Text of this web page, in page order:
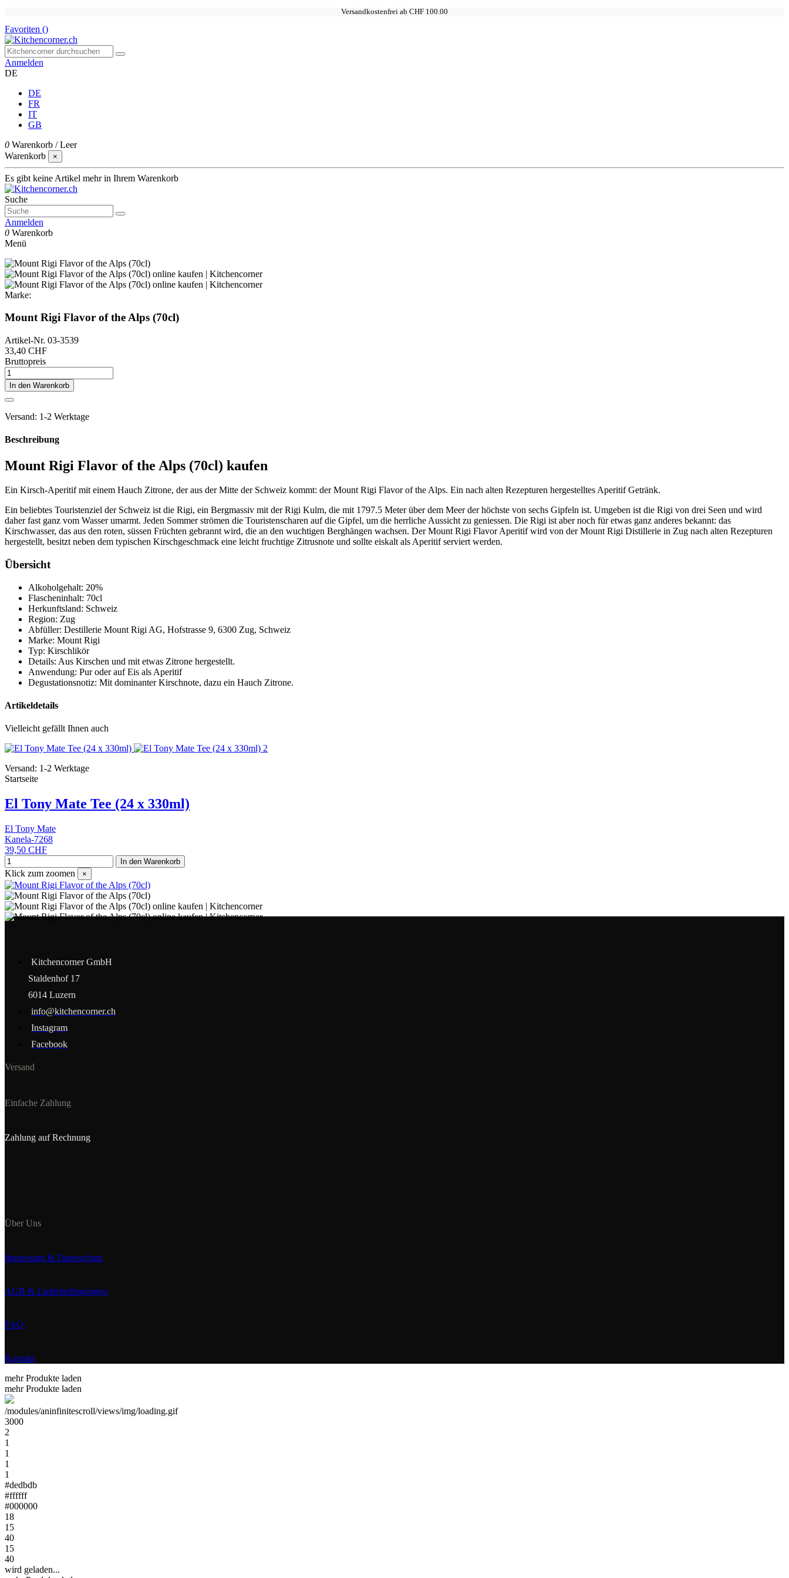
Versandkostenfrei ab CHF 100.00
Favoriten ()
Anmelden
DE
DE
FR
IT
GB
0 Warenkorb /Leer
Warenkorb
×
Es gibt keine Artikel mehr in Ihrem Warenkorb
Suche
Anmelden
0 Warenkorb
Menü
Marke:
Mount Rigi Flavor of the Alps (70cl)
Artikel-Nr. 03-3539
33,40 CHF
Bruttopreis
In den Warenkorb
Versand: 1-2 Werktage
Beschreibung
Mount Rigi Flavor of the Alps (70cl) kaufen
Ein Kirsch-Aperitif mit einem Hauch Zitrone, der aus der Mitte der Schweiz kommt: der Mount Rigi Flavor of the Alps. Ein nach alten Rezepturen hergestelltes Aperitif Getränk.
Ein beliebtes Touristenziel der Schweiz ist die Rigi, ein Bergmassiv mit der Rigi Kulm, die mit 1797.5 Meter über dem Meer der höchste von sechs Gipfeln ist. Umgeben ist die Rigi von drei Seen und wird
daher fast ganz vom Wasser umarmt. Jeden Sommer strömen die Touristenscharen auf die Gipfel, um die herrliche Aussicht zu geniessen. Die Rigi ist aber noch für etwas ganz anderes bekannt: das
Kirschwasser, das aus den roten, süssen Früchten gebrannt wird, die an den wuchtigen Berghängen wachsen. Der Mount Rigi Flavor Aperitif wird von der Mount Rigi Distillerie in Zug nach alten Rezepturen
hergestellt, besitzt neben dem typischen Kirschgeschmack eine leicht fruchtige Zitrusnote und sollte eiskalt als Aperitif serviert werden.
Übersicht
Alkoholgehalt: 20%
Flascheninhalt: 70cl
Herkunftsland: Schweiz
Region: Zug
Abfüller: Destillerie Mount Rigi AG, Hofstrasse 9, 6300 Zug, Schweiz
Marke: Mount Rigi
Typ: Kirschlikör
Details: Aus Kirschen und mit etwas Zitrone hergestellt.
Anwendung: Pur oder auf Eis als Aperitif
Degustationsnotiz: Mit dominanter Kirschnote, dazu ein Hauch Zitrone.
Artikeldetails
Vielleicht gefällt Ihnen auch
Versand: 1-2 Werktage
Startseite
El Tony Mate Tee (24 x 330ml)
El Tony Mate
Kanela-7268
39,50 CHF
In den Warenkorb
Klick zum zoomen ×
Kitchencorner GmbH
Staldenhof 17
6014 Luzern
info@kitchencorner.ch
Instagram
Facebook
Versand
Einfache Zahlung
Zahlung auf Rechnung
Über Uns
Impressum & Datenschutz
AGB & Lieferbedingungen
FAQ
Kontakt
mehr Produkte laden
mehr Produkte laden
/modules/aninfinitescroll/views/img/loading.gif
3000
2
1
1
1
1
#dedbdb
#ffffff
#000000
18
15
40
15
40
wird geladen...